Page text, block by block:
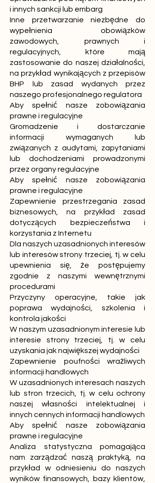
i innych sankcji lub embarg
Inne przetwarzanie niezbędne do
wypełnienia obowiązków
zawodowych, prawnych i
regulacyjnych, które mają
zastosowanie do naszej działalności,
na przykład wynikających z przepisów
BHP lub zasad wydanych przez
naszego profesjonalnego regulatora
Aby spełnić nasze zobowiązania
prawne i regulacyjne
Gromadzenie i dostarczanie
informacji wymaganych lub
związanych z audytami, zapytaniami
lub dochodzeniami prowadzonymi
przez organy regulacyjne
Aby spełnić nasze zobowiązania
prawne i regulacyjne
Zapewnienie przestrzegania zasad
biznesowych, na przykład zasad
dotyczących bezpieczeństwa i
korzystania z Internetu
Dla naszych uzasadnionych interesów
lub interesów strony trzeciej, tj. w celu
upewnienia się, że postępujemy
zgodnie z naszymi wewnętrznymi
procedurami
Przyczyny operacyjne, takie jak
poprawa wydajności, szkolenia i
kontrola jakości
W naszym uzasadnionym interesie lub
interesie strony trzeciej, tj. w celu
uzyskania jak największej wydajności
Zapewnienie poufności wrażliwych
informacji handlowych
W uzasadnionych interesach naszych
lub stron trzecich, tj. w celu ochrony
naszej własności intelektualnej i
innych cennych informacji handlowych
Aby spełnić nasze zobowiązania
prawne i regulacyjne
Analiza statystyczna pomagająca
nam zarządzać naszą praktyką, na
przykład w odniesieniu do naszych
wyników finansowych, bazy klientów,